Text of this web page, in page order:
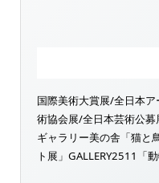
国際美術大賞展/全日本
術協会展/全日本芸術公募
ギャラリー美の舎「猫と
ト展」GALLERY2511「